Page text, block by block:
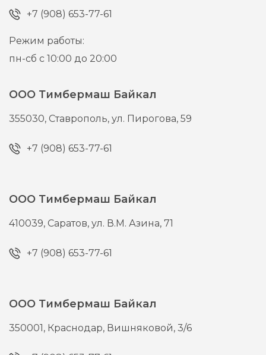
+7 (908) 653-77-61
Режим работы:
пн-сб с 10:00 до 20:00
ООО Тимбермаш Байкал
355030, Ставрополь,ул. Пирогова, 59
+7 (908) 653-77-61
ООО Тимбермаш Байкал
410039, Саратов,ул. В.М. Азина, 71
+7 (908) 653-77-61
ООО Тимбермаш Байкал
350001, Краснодар, Вишняковой, 3/6